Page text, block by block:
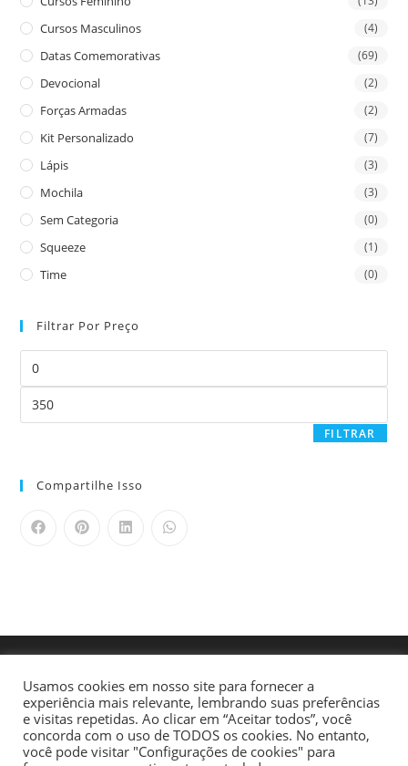
Cursos Masculinos (4)
Datas Comemorativas (69)
Devocional (2)
Forças Armadas (2)
Kit Personalizado (7)
Lápis (3)
Mochila (3)
Sem Categoria (0)
Squeeze (1)
Time (0)
Filtrar Por Preço
FILTRAR
Compartilhe Isso
Usamos cookies em nosso site para fornecer a
experiência mais relevante, lembrando suas preferências
e visitas repetidas. Ao clicar em “Aceitar todos”, você
concorda com o uso de TODOS os cookies. No entanto,
você pode visitar "Configurações de cookies" para